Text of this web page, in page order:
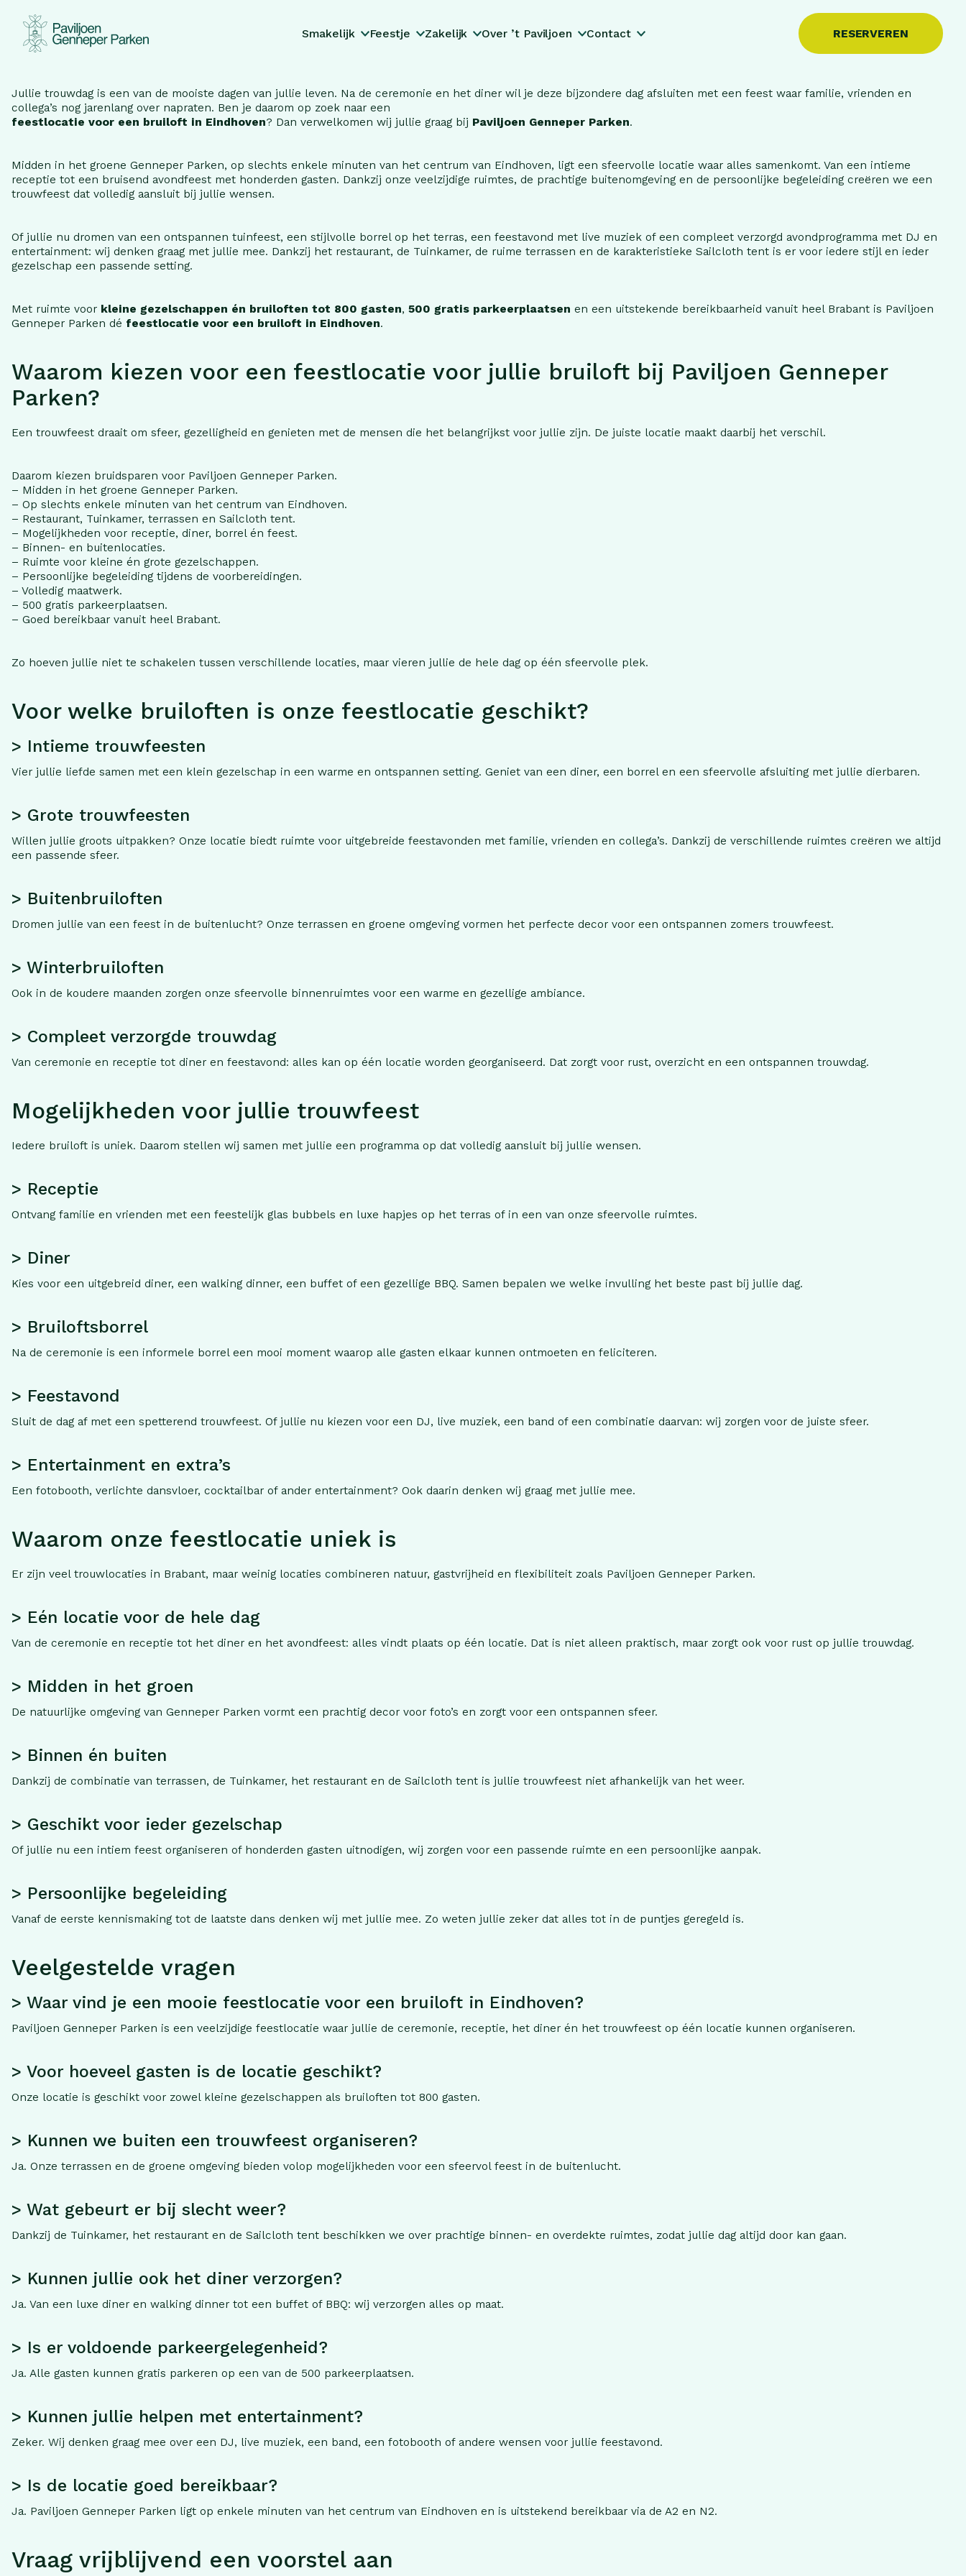
Smakelijk
Kids eten gratis! Koffietijd Groepen
Feestje Zakelijk Over ’t Paviljoen
Terrassen Eventlocatie Speeltuin Midgetgolf
Contact RESERVEREN
Jullie trouwdag is een van de mooiste dagen van jullie leven. Na de ceremonie en het diner wil je deze bijzondere dag afsluiten met een feest waar familie, vrienden en
collega’s nog jarenlang over napraten. Ben je daarom op zoek naar een
feestlocatie voor een bruiloft in Eindhoven? Dan verwelkomen wij jullie graag bij Paviljoen Genneper Parken.
Midden in het groene Genneper Parken, op slechts enkele minuten van het centrum van Eindhoven, ligt een sfeervolle locatie waar alles samenkomt. Van een intieme
receptie tot een bruisend avondfeest met honderden gasten. Dankzij onze veelzijdige ruimtes, de prachtige buitenomgeving en de persoonlijke begeleiding creëren we een
trouwfeest dat volledig aansluit bij jullie wensen.
Of jullie nu dromen van een ontspannen tuinfeest, een stijlvolle borrel op het terras, een feestavond met live muziek of een compleet verzorgd avondprogramma met DJ en
entertainment: wij denken graag met jullie mee. Dankzij het restaurant, de Tuinkamer, de ruime terrassen en de karakteristieke Sailcloth tent is er voor iedere stijl en ieder
gezelschap een passende setting.
Met ruimte voor kleine gezelschappen én bruiloften tot 800 gasten, 500 gratis parkeerplaatsen en een uitstekende bereikbaarheid vanuit heel Brabant is Paviljoen
Genneper Parken dé feestlocatie voor een bruiloft in Eindhoven.
Waarom kiezen voor een feestlocatie voor jullie bruiloft bij Paviljoen Genneper
Parken?
Een trouwfeest draait om sfeer, gezelligheid en genieten met de mensen die het belangrijkst voor jullie zijn. De juiste locatie maakt daarbij het verschil.
Daarom kiezen bruidsparen voor Paviljoen Genneper Parken.
– Midden in het groene Genneper Parken.
– Op slechts enkele minuten van het centrum van Eindhoven.
– Restaurant, Tuinkamer, terrassen en Sailcloth tent.
– Mogelijkheden voor receptie, diner, borrel én feest.
– Binnen- en buitenlocaties.
– Ruimte voor kleine én grote gezelschappen.
– Persoonlijke begeleiding tijdens de voorbereidingen.
– Volledig maatwerk.
– 500 gratis parkeerplaatsen.
– Goed bereikbaar vanuit heel Brabant.
Zo hoeven jullie niet te schakelen tussen verschillende locaties, maar vieren jullie de hele dag op één sfeervolle plek.
Voor welke bruiloften is onze feestlocatie geschikt?
> Intieme trouwfeesten
Vier jullie liefde samen met een klein gezelschap in een warme en ontspannen setting. Geniet van een diner, een borrel en een sfeervolle afsluiting met jullie dierbaren.
> Grote trouwfeesten
Willen jullie groots uitpakken? Onze locatie biedt ruimte voor uitgebreide feestavonden met familie, vrienden en collega’s. Dankzij de verschillende ruimtes creëren we altijd
een passende sfeer.
> Buitenbruiloften
Dromen jullie van een feest in de buitenlucht? Onze terrassen en groene omgeving vormen het perfecte decor voor een ontspannen zomers trouwfeest.
> Winterbruiloften
Ook in de koudere maanden zorgen onze sfeervolle binnenruimtes voor een warme en gezellige ambiance.
> Compleet verzorgde trouwdag
Van ceremonie en receptie tot diner en feestavond: alles kan op één locatie worden georganiseerd. Dat zorgt voor rust, overzicht en een ontspannen trouwdag.
Mogelijkheden voor jullie trouwfeest
Iedere bruiloft is uniek. Daarom stellen wij samen met jullie een programma op dat volledig aansluit bij jullie wensen.
> Receptie
Ontvang familie en vrienden met een feestelijk glas bubbels en luxe hapjes op het terras of in een van onze sfeervolle ruimtes.
> Diner
Kies voor een uitgebreid diner, een walking dinner, een buffet of een gezellige BBQ. Samen bepalen we welke invulling het beste past bij jullie dag.
> Bruiloftsborrel
Na de ceremonie is een informele borrel een mooi moment waarop alle gasten elkaar kunnen ontmoeten en feliciteren.
> Feestavond
Sluit de dag af met een spetterend trouwfeest. Of jullie nu kiezen voor een DJ, live muziek, een band of een combinatie daarvan: wij zorgen voor de juiste sfeer.
> Entertainment en extra’s
Een fotobooth, verlichte dansvloer, cocktailbar of ander entertainment? Ook daarin denken wij graag met jullie mee.
Waarom onze feestlocatie uniek is
Er zijn veel trouwlocaties in Brabant, maar weinig locaties combineren natuur, gastvrijheid en flexibiliteit zoals Paviljoen Genneper Parken.
> Eén locatie voor de hele dag
Van de ceremonie en receptie tot het diner en het avondfeest: alles vindt plaats op één locatie. Dat is niet alleen praktisch, maar zorgt ook voor rust op jullie trouwdag.
> Midden in het groen
De natuurlijke omgeving van Genneper Parken vormt een prachtig decor voor foto’s en zorgt voor een ontspannen sfeer.
> Binnen én buiten
Dankzij de combinatie van terrassen, de Tuinkamer, het restaurant en de Sailcloth tent is jullie trouwfeest niet afhankelijk van het weer.
> Geschikt voor ieder gezelschap
Of jullie nu een intiem feest organiseren of honderden gasten uitnodigen, wij zorgen voor een passende ruimte en een persoonlijke aanpak.
> Persoonlijke begeleiding
Vanaf de eerste kennismaking tot de laatste dans denken wij met jullie mee. Zo weten jullie zeker dat alles tot in de puntjes geregeld is.
Veelgestelde vragen
> Waar vind je een mooie feestlocatie voor een bruiloft in Eindhoven?
Paviljoen Genneper Parken is een veelzijdige feestlocatie waar jullie de ceremonie, receptie, het diner én het trouwfeest op één locatie kunnen organiseren.
> Voor hoeveel gasten is de locatie geschikt?
Onze locatie is geschikt voor zowel kleine gezelschappen als bruiloften tot 800 gasten.
> Kunnen we buiten een trouwfeest organiseren?
Ja. Onze terrassen en de groene omgeving bieden volop mogelijkheden voor een sfeervol feest in de buitenlucht.
> Wat gebeurt er bij slecht weer?
Dankzij de Tuinkamer, het restaurant en de Sailcloth tent beschikken we over prachtige binnen- en overdekte ruimtes, zodat jullie dag altijd door kan gaan.
> Kunnen jullie ook het diner verzorgen?
Ja. Van een luxe diner en walking dinner tot een buffet of BBQ: wij verzorgen alles op maat.
> Is er voldoende parkeergelegenheid?
Ja. Alle gasten kunnen gratis parkeren op een van de 500 parkeerplaatsen.
> Kunnen jullie helpen met entertainment?
Zeker. Wij denken graag mee over een DJ, live muziek, een band, een fotobooth of andere wensen voor jullie feestavond.
> Is de locatie goed bereikbaar?
Ja. Paviljoen Genneper Parken ligt op enkele minuten van het centrum van Eindhoven en is uitstekend bereikbaar via de A2 en N2.
Vraag vrijblijvend een voorstel aan